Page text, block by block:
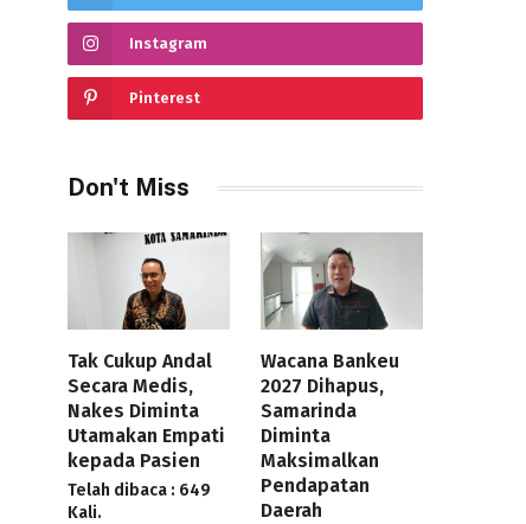
Instagram
Pinterest
Don't Miss
Tak Cukup Andal
Secara Medis,
Nakes Diminta
Utamakan Empati
kepada Pasien
Telah dibaca : 649
Kali.
Wacana Bankeu
2027 Dihapus,
Samarinda
Diminta
Maksimalkan
Pendapatan
Daerah